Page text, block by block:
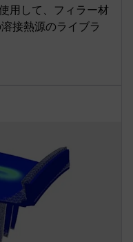
用して、フィラー材
接熱源のライブラ